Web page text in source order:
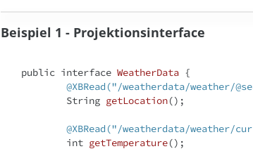
Beispiel 1 - Projektionsinterface
public interface WeatherData {
@XBRead("/weatherdata/weather/
String getLocation() ;
@XBRead("/weatherdata/weather/
int getTemperature() ;